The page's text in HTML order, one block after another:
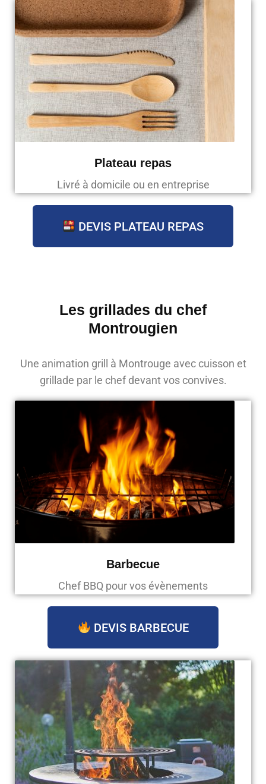
Plateau repas
Livré à domicile ou en entreprise
DEVIS PLATEAU REPAS
Les grillades du chef
Montrougien
Une animation grill à Montrouge avec cuisson et
grillade par le chef devant vos convives.
Barbecue
Chef BBQ pour vos évènements
DEVIS BARBECUE